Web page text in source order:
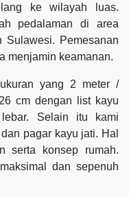
ke wilayah luas.
pedalaman di area
Sulawesi. Pemesanan
menjamin keamanan.
yang 2 meter /
cm dengan list kayu
Selain itu kami
pagar kayu jati. Hal
serta konsep rumah.
dan sepenuh